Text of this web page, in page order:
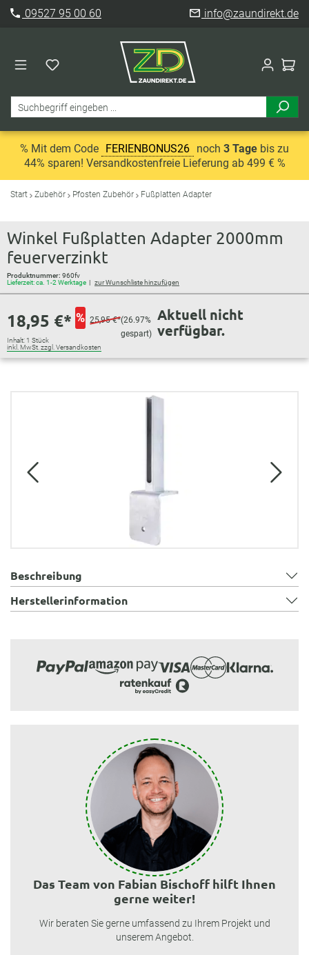
09527 95 00 60 info@zaundirekt.de
% Mit dem Code FERIENBONUS26 noch 3 Tage bis zu
44% sparen! Versandkostenfreie Lieferung ab 499 € %
Start Zubehör Pfosten Zubehör Fußplatten Adapter
Winkel Fußplatten Adapter 2000mm
feuerverzinkt
Produktnummer: 960fv
Lieferzeit: ca. 1-2 Werktage
zur Wunschliste hinzufügen
18,95 €* % 25,95 €*(26.97%
gespart)
Inhalt: 1 Stück
inkl. MwSt. zzgl. Versandkosten
Aktuell nicht
verfügbar.
Beschreibung
Herstellerinformation
Das Team von Fabian Bischoff hilft Ihnen
gerne weiter!
Wir beraten Sie gerne umfassend zu Ihrem Projekt und
unserem Angebot.